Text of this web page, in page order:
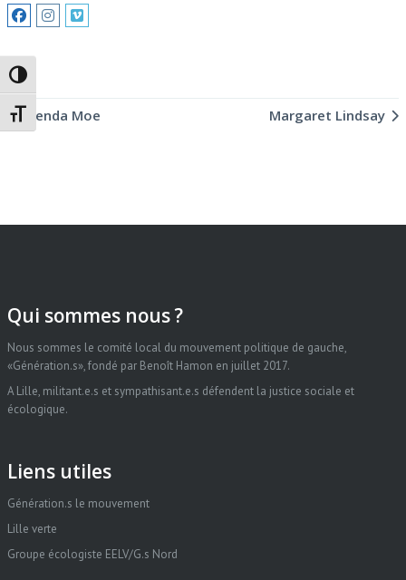
Passer en contraste élevé
Changer la taille de la police
Brenda Moe Margaret Lindsay
Qui sommes nous ?
Nous sommes le comité local du mouvement politique de gauche,
«Génération.s», fondé par Benoît Hamon en juillet 2017.
A Lille, militant.e.s et sympathisant.e.s défendent la justice sociale et
écologique.
Liens utiles
Génération.s le mouvement
Lille verte
Groupe écologiste EELV/G.s Nord